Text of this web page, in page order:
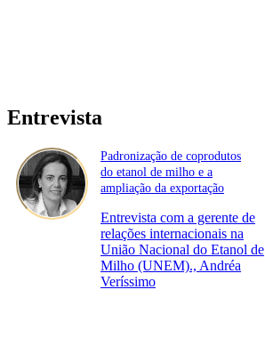
Entrevista
Padronização de coprodutos
do etanol de milho e a
ampliação da exportação
Entrevista com a gerente de
relações internacionais na
União Nacional do Etanol de
Milho (UNEM)., Andréa
Veríssimo